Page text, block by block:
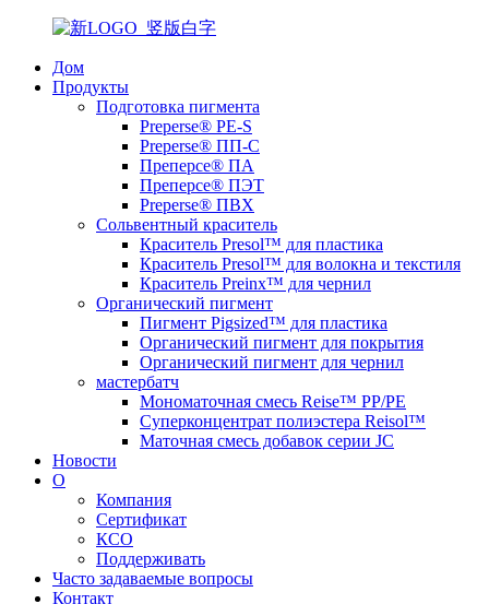
Дом
Продукты
Подготовка пигмента
Preperse® PE-S
Preperse® ПП-С
Преперсе® ПА
Преперсе® ПЭТ
Preperse® ПВХ
Сольвентный краситель
Краситель Presol™ для пластика
Краситель Presol™ для волокна и текстиля
Краситель Preinx™ для чернил
Органический пигмент
Пигмент Pigsized™ для пластика
Органический пигмент для покрытия
Органический пигмент для чернил
мастербатч
Мономаточная смесь Reise™ PP/PE
Суперконцентрат полиэстера Reisol™
Маточная смесь добавок серии JC
Новости
О
Компания
Сертификат
КСО
Поддерживать
Часто задаваемые вопросы
Контакт